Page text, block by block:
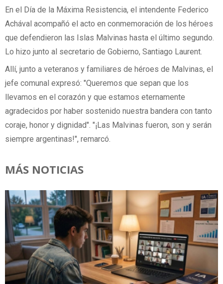
En el Día de la Máxima Resistencia, el intendente Federico
Achával acompañó el acto en conmemoración de los héroes
que defendieron las Islas Malvinas hasta el último segundo.
Lo hizo junto al secretario de Gobierno, Santiago Laurent.
Allí, junto a veteranos y familiares de héroes de Malvinas, el
jefe comunal expresó: "Queremos que sepan que los
llevamos en el corazón y que estamos eternamente
agradecidos por haber sostenido nuestra bandera con tanto
coraje, honor y dignidad". "¡Las Malvinas fueron, son y serán
siempre argentinas!", remarcó.
MÁS NOTICIAS